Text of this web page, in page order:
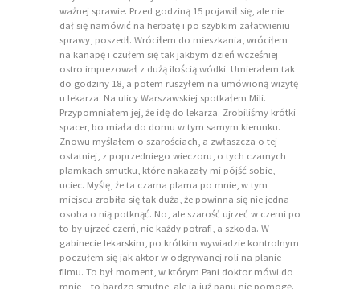
ważnej sprawie. Przed godziną 15 pojawił się, ale nie
dał się namówić na herbatę i po szybkim załatwieniu
sprawy, poszedł. Wróciłem do mieszkania, wróciłem
na kanapę i czułem się tak jakbym dzień wcześniej
ostro imprezował z dużą ilością wódki. Umierałem tak
do godziny 18, a potem ruszyłem na umówioną wizytę
u lekarza. Na ulicy Warszawskiej spotkałem Mili.
Przypomniałem jej, że idę do lekarza. Zrobiliśmy krótki
spacer, bo miała do domu w tym samym kierunku.
Znowu myślałem o szarościach, a zwłaszcza o tej
ostatniej, z poprzedniego wieczoru, o tych czarnych
plamkach smutku, które nakazały mi pójść sobie,
uciec. Myślę, że ta czarna plama po mnie, w tym
miejscu zrobiła się tak duża, że powinna się nie jedna
osoba o nią potknąć. No, ale szarość ujrzeć w czerni po
to by ujrzeć czerń, nie każdy potrafi, a szkoda. W
gabinecie lekarskim, po krótkim wywiadzie kontrolnym
poczułem się jak aktor w odgrywanej roli na planie
filmu. To był moment, w którym Pani doktor mówi do
mnie – to bardzo smutne, ale ja już panu nie pomogę.